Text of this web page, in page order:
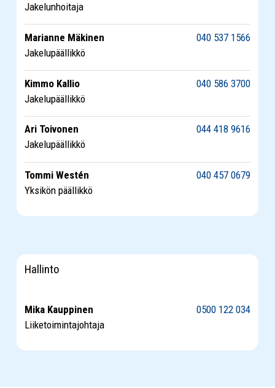
Jakelunhoitaja
Marianne Mäkinen
Jakelupäällikkö
040 537 1566
Kimmo Kallio
Jakelupäällikkö
040 586 3700
Ari Toivonen
Jakelupäällikkö
044 418 9616
Tommi Westén
Yksikön päällikkö
040 457 0679
Hallinto
Mika Kauppinen
Liiketoimintajohtaja
0500 122 034